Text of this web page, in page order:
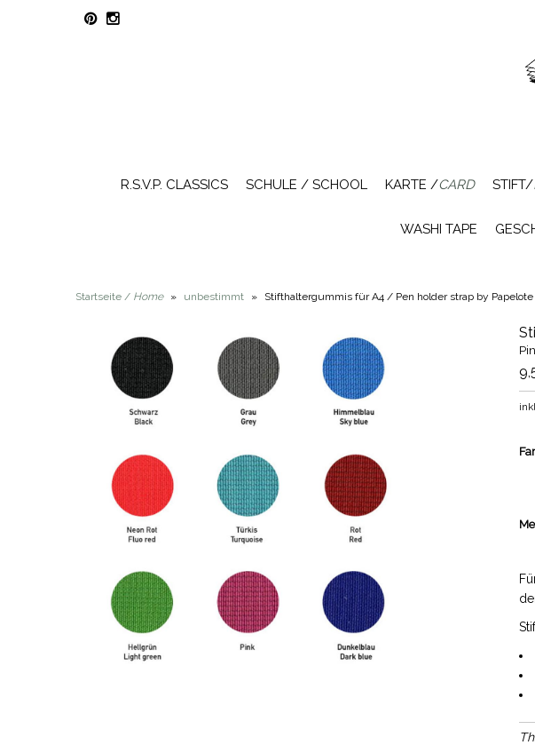
R.S.V.P. CLASSICS SCHULE / SCHOOL KARTE /CARD STIFT/
WASHI TAPE
Startseite / Home » unbestimmt » Stifthaltergummis für A4 / Pen holder strap by Papelote